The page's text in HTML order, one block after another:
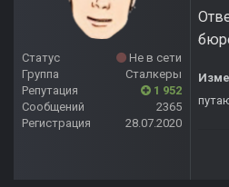
Статус
Не в сети
Группа
Сталкеры
Репутация
1 952
Сообщений
2365
Регистрация
28.07.2020